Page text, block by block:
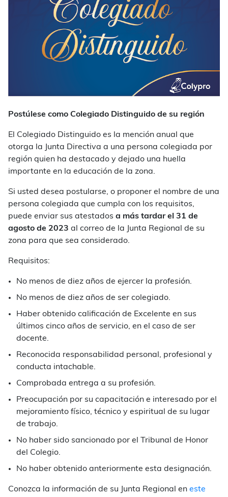
Postúlese como Colegiado Distinguido de su región
El Colegiado Distinguido es la mención anual que
otorga la Junta Directiva a una persona colegiada por
región quien ha destacado y dejado una huella
importante en la educación de la zona.
Si usted desea postularse, o proponer el nombre de una
persona colegiada que cumpla con los requisitos,
puede enviar sus atestados a más tardar el 31 de
agosto de 2023 al correo de la Junta Regional de su
zona para que sea considerado.
Requisitos:
No menos de diez años de ejercer la profesión.
No menos de diez años de ser colegiado.
Haber obtenido calificación de Excelente en sus
últimos cinco años de servicio, en el caso de ser
docente.
Reconocida responsabilidad personal, profesional y
conducta intachable.
Comprobada entrega a su profesión.
Preocupación por su capacitación e interesado por el
mejoramiento físico, técnico y espiritual de su lugar
de trabajo.
No haber sido sancionado por el Tribunal de Honor
del Colegio.
No haber obtenido anteriormente esta designación.
Conozca la información de su Junta Regional en este